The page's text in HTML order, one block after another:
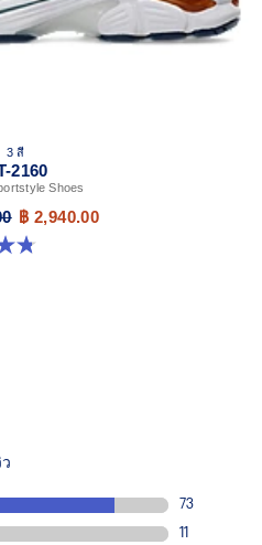
3 สี
2160
Shoes
฿ 2,940.00